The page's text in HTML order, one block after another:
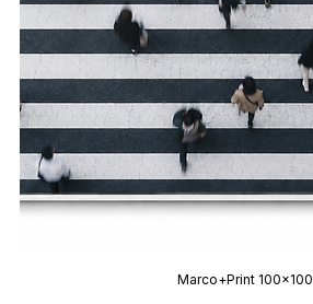
Marco+Print 100x100